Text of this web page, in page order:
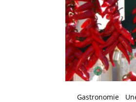
Gastronomie